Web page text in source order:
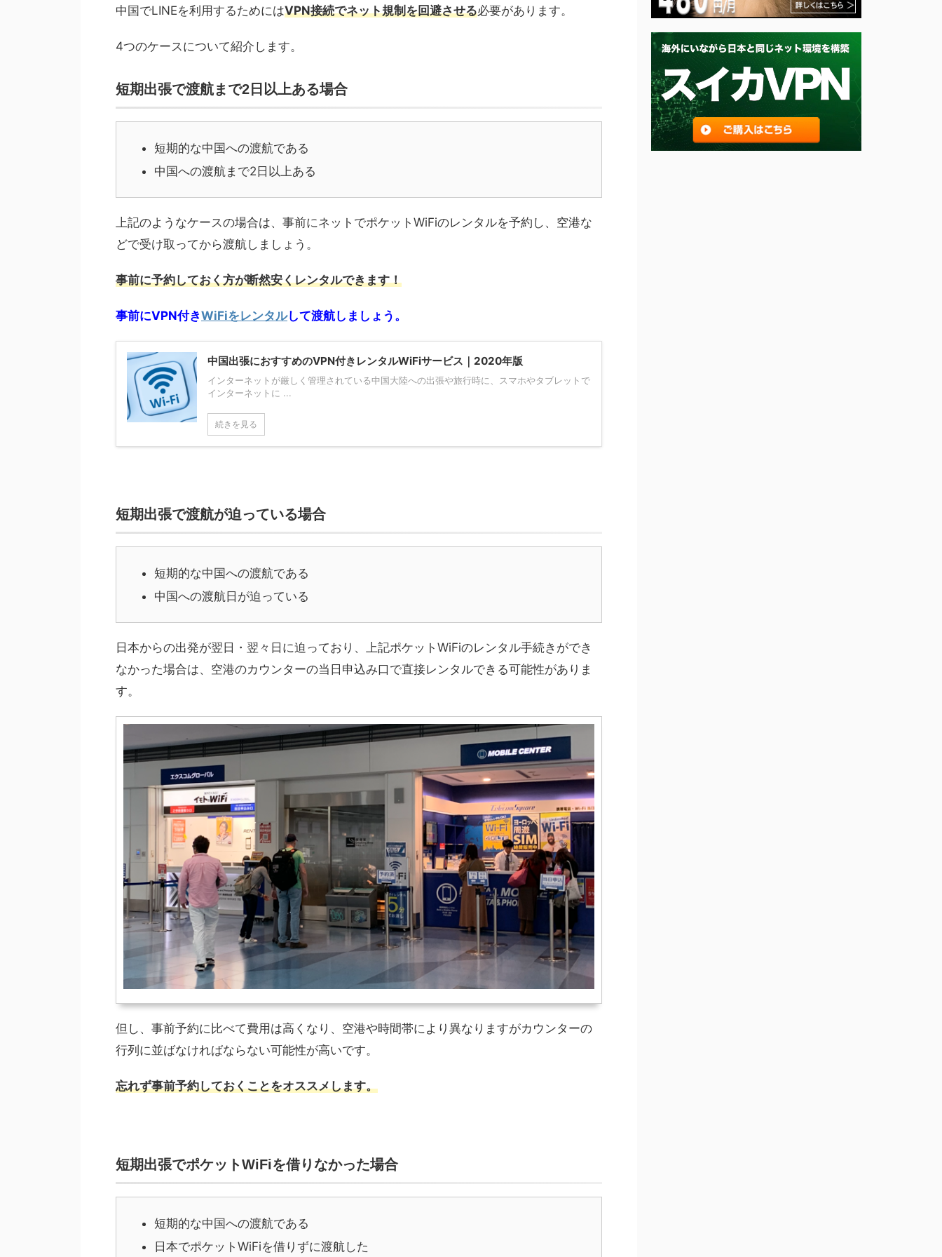
中国でLINEを利用するためにはVPN接続でネット規制を回避させる必要があります。
4つのケースについて紹介します。
短期出張で渡航まで2日以上ある場合
短期的な中国への渡航である
中国への渡航まで2日以上ある
上記のようなケースの場合は、事前にネットでポケットWiFiのレンタルを予約し、空港な
どで受け取ってから渡航しましょう。
事前に予約しておく方が断然安くレンタルできます！
事前にVPN付きWiFiをレンタルして渡航しましょう。
中国出張におすすめのVPN付きレンタルWiFiサービス｜2020年版
インターネットが厳しく管理されている中国大陸への出張や旅行時に、スマホやタブレットで
インターネットに ...
続きを見る
短期出張で渡航が迫っている場合
短期的な中国への渡航である
中国への渡航日が迫っている
日本からの出発が翌日・翌々日に迫っており、上記ポケットWiFiのレンタル手続きができ
なかった場合は、空港のカウンターの当日申込み口で直接レンタルできる可能性がありま
す。
但し、事前予約に比べて費用は高くなり、空港や時間帯により異なりますがカウンターの
行列に並ばなければならない可能性が高いです。
忘れず事前予約しておくことをオススメします。
短期出張でポケットWiFiを借りなかった場合
短期的な中国への渡航である
日本でポケットWiFiを借りずに渡航した